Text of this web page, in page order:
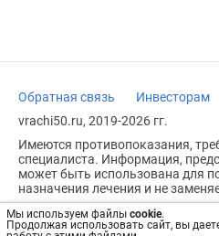
Мы используем файлы cookie.
Продолжая использовать сайт, вы
Обратная связь Инвесторам
vrachi50.ru, 2019-2026 гг.
Имеются противопоказания,
специалиста. Информация,
может быть использована для
назначения лечения и не
Возрастное ограничение: 18+